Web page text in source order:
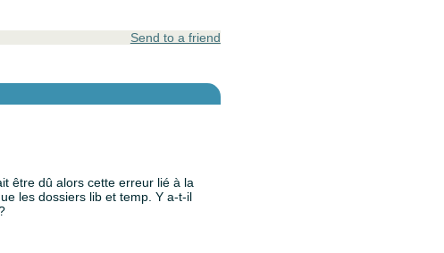
Send to a friend
être dû alors cette erreur lié à la
les dossiers lib et temp. Y a-t-il